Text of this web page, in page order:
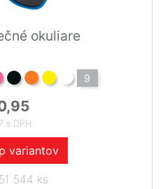
okuliare
9
s DPH
variantov
544 ks